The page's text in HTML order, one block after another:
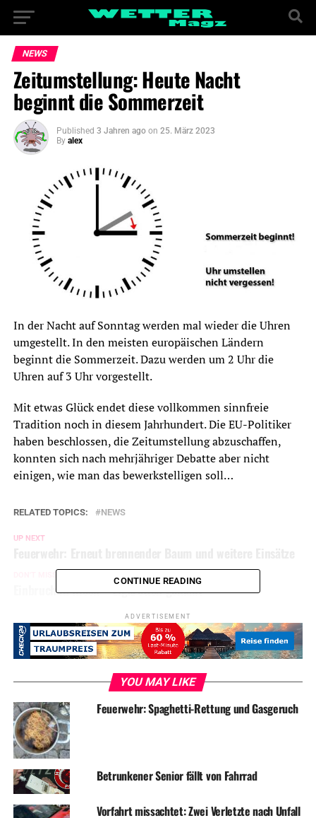
NEWS
Zeitumstellung: Heute Nacht
beginnt die Sommerzeit
Published 3 Jahren ago on 25. März 2023
By alex
In der Nacht auf Sonntag werden mal wieder die Uhren
umgestellt. In den meisten europäischen Ländern
beginnt die Sommerzeit. Dazu werden um 2 Uhr die
Uhren auf 3 Uhr vorgestellt.
Mit etwas Glück endet diese vollkommen sinnfreie
Tradition noch in diesem Jahrhundert. Die EU-Politiker
haben beschlossen, die Zeitumstellung abzuschaffen,
konnten sich nach mehrjähriger Debatte aber nicht
einigen, wie man das bewerkstelligen soll…
RELATED TOPICS: NEWS
UP NEXT
Einbruch in Kiosk – Zigaretten geklaut
CONTINUE READING
ADVERTISEMENT
YOU MAY LIKE
Feuerwehr: Spaghetti-Rettung und Gasgeruch
Betrunkener Senior fällt von Fahrrad
Vorfahrt missachtet: Zwei Verletzte nach Unfall